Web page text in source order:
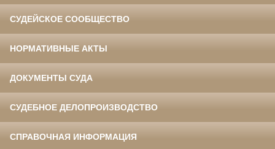
СУДЕЙСКОЕ СООБЩЕСТВО
НОРМАТИВНЫЕ АКТЫ
ДОКУМЕНТЫ СУДА
СУДЕБНОЕ ДЕЛОПРОИЗВОДСТВО
СПРАВОЧНАЯ ИНФОРМАЦИЯ